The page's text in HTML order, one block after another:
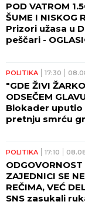
POD VATROM
ŠUME I NISKOG
Prizori užasa u
peščari -
POLITIKA 17:30
"GDE ŽIVI
ODSEČEM
Blokader
pretnju smrću
POLITIKA 17:10
ODGOVORNOST
ZAJEDNICI SE
REČIMA, VEĆ
SNS zasukali